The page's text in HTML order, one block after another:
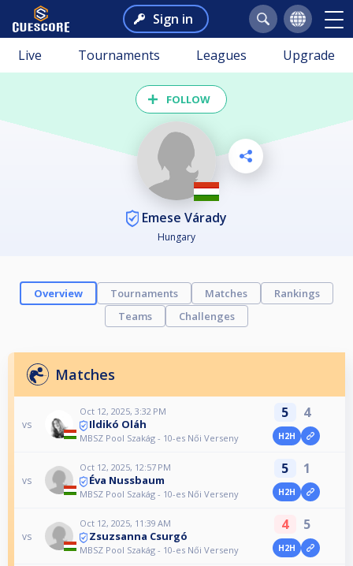
Sign in
Live Tournaments Leagues Upgrade
FOLLOW
Emese Várady
Hungary
Overview Tournaments Matches
Rankings
Teams
Challenges
Matches
vs
Oct 12, 2025, 3:32 PM
Ildikó Oláh
MBSZ Pool Szakág - 10-es Női Verseny
5 4
H2H
vs
Oct 12, 2025, 12:57 PM
Éva Nussbaum
MBSZ Pool Szakág - 10-es Női Verseny
5 1
H2H
vs
Oct 12, 2025, 11:39 AM
Zsuzsanna Csurgó
MBSZ Pool Szakág - 10-es Női Verseny
4 5
H2H